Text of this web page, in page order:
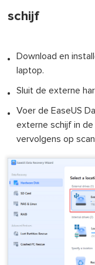
schijf
Download en
laptop.
Sluit de externe
Voer de EaseUS
externe schijf in
vervolgens op